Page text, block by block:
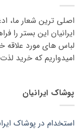
می
باشد.
گزینه
ها
ممکن
است
محصول
انتخاب
اصلی ترین شعار ما،
ایرانیان این بستر را
لباس های مورد علاقه
امیدواریم که خرید
پوشاک ایرانیان
استخدام در پوشاک